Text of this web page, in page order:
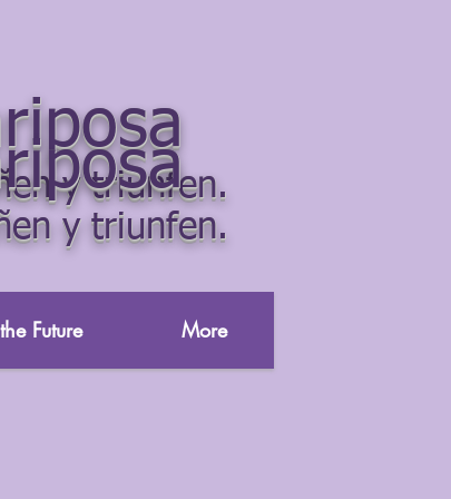
y triunfen.
y triunfen.
Future More